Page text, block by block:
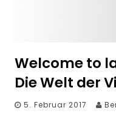
Welcome to
Die Welt der
5. Februar 2017